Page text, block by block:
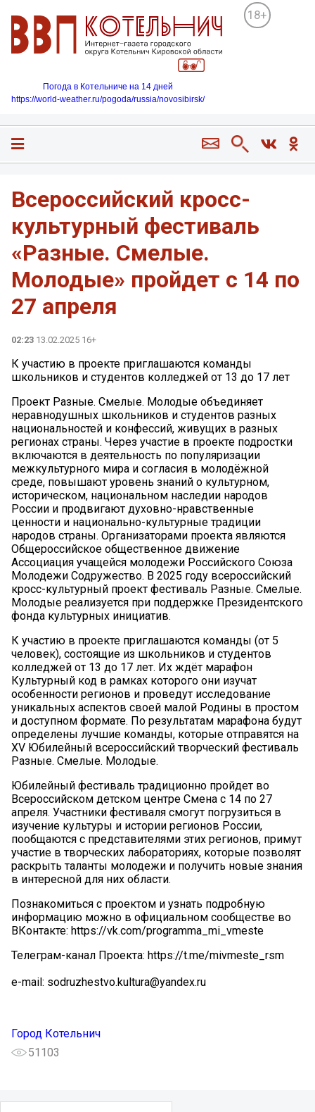
18+
Погода в Котельниче на 14 дней
https://world-weather.ru/pogoda/russia/novosibirsk/
Всероссийский кросс-
культурный фестиваль
«Разные. Смелые.
Молодые» пройдет с 14 по
27 апреля
02:23 13.02.2025 16+
К участию в проекте приглашаются команды
школьников и студентов колледжей от 13 до 17 лет
Проект Разные. Смелые. Молодые объединяет
неравнодушных школьников и студентов разных
национальностей и конфессий, живущих в разных
регионах страны. Через участие в проекте подростки
включаются в деятельность по популяризации
межкультурного мира и согласия в молодёжной
среде, повышают уровень знаний о культурном,
историческом, национальном наследии народов
России и продвигают духовно-нравственные
ценности и национально-культурные традиции
народов страны. Организаторами проекта являются
Общероссийское общественное движение
Ассоциация учащейся молодежи Российского Союза
Молодежи Содружество. В 2025 году всероссийский
кросс-культурный проект фестиваль Разные. Смелые.
Молодые реализуется при поддержке Президентского
фонда культурных инициатив.
К участию в проекте приглашаются команды (от 5
человек), состоящие из школьников и студентов
колледжей от 13 до 17 лет. Их ждёт марафон
Культурный код в рамках которого они изучат
особенности регионов и проведут исследование
уникальных аспектов своей малой Родины в простом
и доступном формате. По результатам марафона будут
определены лучшие команды, которые отправятся на
XV Юбилейный всероссийский творческий фестиваль
Разные. Смелые. Молодые.
Юбилейный фестиваль традиционно пройдет во
Всероссийском детском центре Смена с 14 по 27
апреля. Участники фестиваля смогут погрузиться в
изучение культуры и истории регионов России,
пообщаются с представителями этих регионов, примут
участие в творческих лабораториях, которые позволят
раскрыть таланты молодежи и получить новые знания
в интересной для них области.
Познакомиться с проектом и узнать подробную
информацию можно в официальном сообществе во
ВКонтакте: https://vk.com/programma_mi_vmeste
Телеграм-канал Проекта: https://t.me/mivmeste_rsm
e-mail: sodruzhestvo.kultura@yandex.ru
Город Котельнич
51103